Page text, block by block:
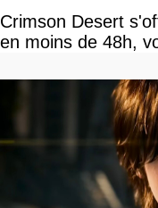
Crimson Desert
en moins de 48h,